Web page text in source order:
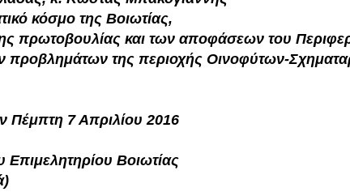
κόσμο της Βοιωτίας,
πρωτοβουλίας και των αποφάσεων του
προβλημάτων της περιοχής Οινοφύτων-
Πέμπτη 7 Απριλίου 2016
Βοιωτίας